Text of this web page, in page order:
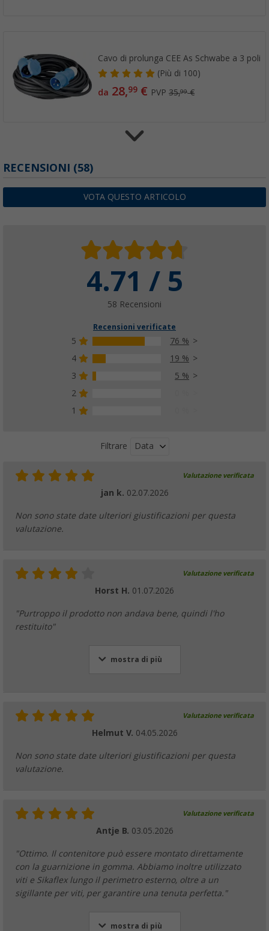
Cavo di prolunga CEE As Schwabe a 3 poli
(Più di 100)
da 28,99 € PVP35,99€
5, 99€PVP6, €
RECENSIONI (58)
VOTA QUESTO ARTICOLO
4.71 / 5
58 Recensioni
Recensioni verificate
5
76 %
4
19 %
3
5 %
2
1
Filtrare Data
Valutazione verificata
jan k. 02.07.2026
Non sono state date ulteriori giustificazioni per questa
valutazione.
Valutazione verificata
Horst H. 01.07.2026
"Purtroppo il prodotto non andava bene, quindi l'ho
restituito"
mostra di più
Valutazione verificata
Helmut V. 04.05.2026
Non sono state date ulteriori giustificazioni per questa
valutazione.
Valutazione verificata
Antje B. 03.05.2026
"Ottimo. Il contenitore può essere montato direttamente
con la guarnizione in gomma. Abbiamo inoltre utilizzato
viti e Sikaflex lungo il perimetro esterno, oltre a un
sigillante per viti, per garantire una tenuta perfetta."
mostra di più